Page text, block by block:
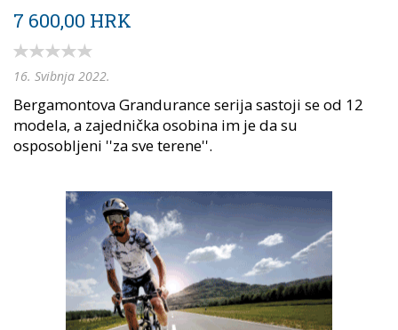
7 600,00 HRK
16. Svibnja 2022.
Bergamontova Grandurance serija sastoji se od 12
modela, a zajednička osobina im je da su
osposobljeni ''za sve terene''.